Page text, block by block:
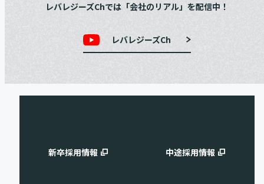
レバレジーズChでは「会社のリアル」を配信中！
レバレジーズCh
新卒採用情報 中途採用情報